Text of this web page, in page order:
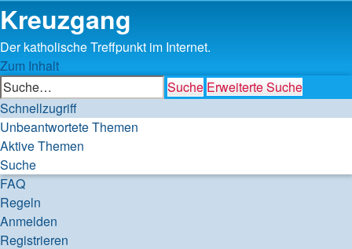
Kreuzgang
Der katholische Treffpunkt im Internet.
Zum Inhalt
Suche Erweiterte Suche
Schnellzugriff
Unbeantwortete Themen
Aktive Themen
Suche
FAQ
Regeln
Anmelden
Registrieren